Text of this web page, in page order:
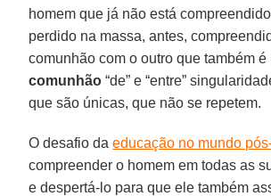
homem que já não está
perdido na massa, antes,
comunhão com o outro que também é
comunhão “de” e “entre”
que são únicas, que não se repetem.
O desafio daeducação no mundo
compreender o homem em todas as
e despertá-lo para que ele também